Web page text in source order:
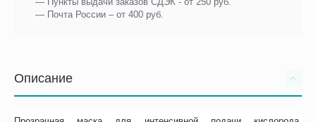
— Почта России – от 400 руб.
Описание